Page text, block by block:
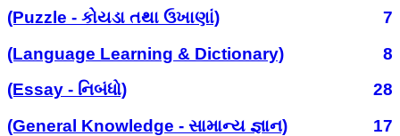
(Puzzle - કોયડા તથા ઉખાણાં)
7
(Language Learning & Dictionary)
8
(Essay - નિબંધો)
28
(General Knowledge - સામાન્ય જ્ઞાન)
17